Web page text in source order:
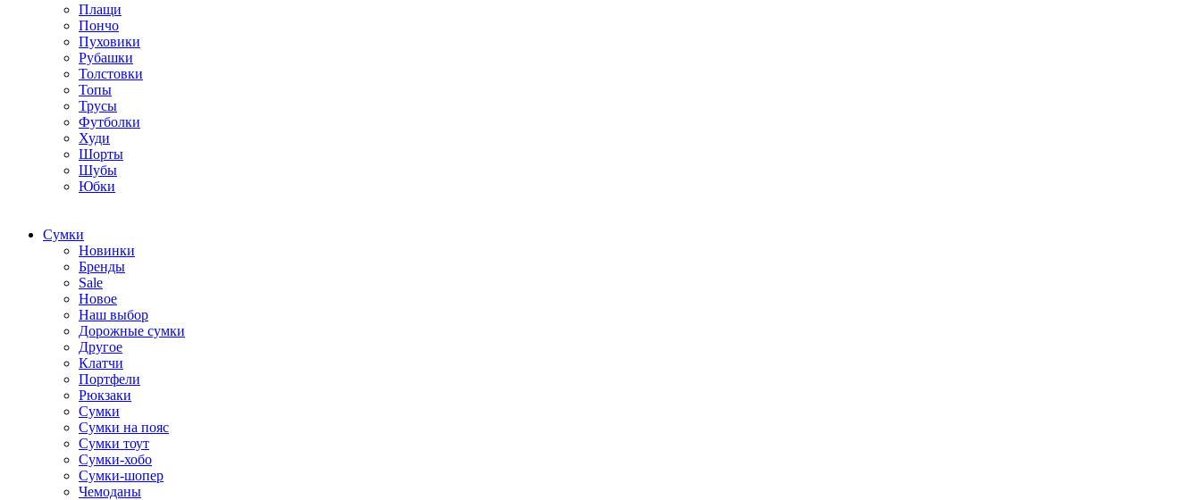
Плащи
Пончо
Пуховики
Рубашки
Толстовки
Топы
Трусы
Футболки
Худи
Шорты
Шубы
Юбки
Cумки
Новинки
Бренды
Sale
Новое
Наш выбор
Дорожные сумки
Другое
Клатчи
Портфели
Рюкзаки
Сумки
Сумки на пояс
Сумки тоут
Сумки-хобо
Сумки-шопер
Чемоданы